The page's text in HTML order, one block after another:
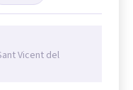
Vicent del